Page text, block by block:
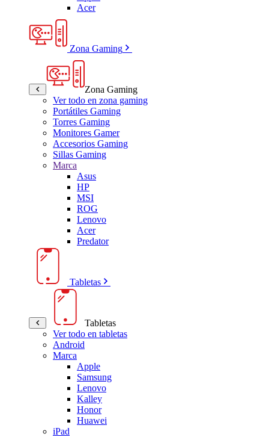
Acer
Zona Gaming
Zona Gaming
Ver todo en zona gaming
Portátiles Gaming
Torres Gaming
Monitores Gamer
Accesorios Gaming
Sillas Gaming
Marca
Asus
HP
MSI
ROG
Lenovo
Acer
Predator
Tabletas
Tabletas
Ver todo en tabletas
Android
Marca
Apple
Samsung
Lenovo
Kalley
Honor
Huawei
iPad